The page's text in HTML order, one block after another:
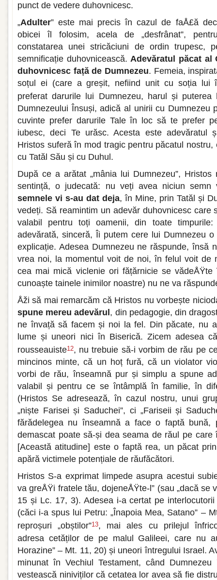
punct de vedere duhovnicesc.
„Adulter” este mai precis în cazul de faÅ£ă
obicei îl folosim, acela de „desfrânat”,
constatarea unei stricăciuni de ordin trupesc,
semnificație duhovnicească. Adevăratul păcat al
duhovnicesc față de Dumnezeu. Femeia,
soțul ei (care a greșit, nefiind unit cu soția lui
preferat darurile lui Dumnezeu, harul și puterea
Dumnezeului Însuși, adică al unirii cu Dumnezeu
cuvinte prefer darurile Tale în loc să te prefer
iubesc, deci Te urăsc. Acesta este adevăratul
Hristos suferă în mod tragic pentru păcatul
cu Tatăl Său și cu Duhul.
După ce a arătat „mânia lui Dumnezeu”, Hristos
sentință, o judecată: nu veți avea niciun
semnele vi s-au dat deja, în Mine, prin Tatăl și
vedeți. Să reamintim un adevăr duhovnicesc care
valabil pentru toți oamenii, din toate
adevărată, sinceră, Îi putem cere lui Dumnezeu
explicație. Adesea Dumnezeu ne răspunde, însă
vrea noi, la momentul voit de noi, în felul voit de
cea mai mică viclenie ori fățărnicie se
cunoaște tainele inimilor noastre) nu ne va
Åži să mai remarcăm că Hristos nu vorbește
spune mereu adevărul, din pedagogie, din
ne învață să facem și noi la fel. Din păcate, nu
lume și uneori nici în Biserică. Zicem adesea
rousseauiste12, nu trebuie să-i vorbim de rău pe
mincinos minte, că un hoț fură, că un violator
vorbi de rău, înseamnă pur și simplu a spune
valabil și pentru ce se întâmplă în familie, în
(Hristos Se adresează, în cazul nostru, unui
„niște Farisei și Saduchei”, ci „Fariseii și
fărădelegea nu înseamnă a face o faptă bună,
demascat poate să-și dea seama de răul pe
[Această atitudine] este o faptă rea, un păcat
apără victimele potențiale de răufăcători.
Hristos S-a exprimat limpede asupra acestui
va greÅŸi fratele tău, dojeneÅŸte-l” (sau „dacă se
15 și Lc. 17, 3). Adesea i-a certat pe
(căci i-a spus lui Petru: „Înapoia Mea, Satano” –
reproșuri „obștilor”13, mai ales cu prilejul
adresa cetăților de pe malul Galileei, care nu
Horazine” – Mt. 11, 20) și uneori întregului Israel.
minunat în Vechiul Testament, când
vestească niniviților că cetatea lor avea să fie